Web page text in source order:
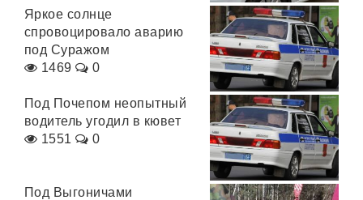
Яркое солнце
спровоцировало аварию
под Суражом
1469
0
Под Почепом неопытный
водитель угодил в кювет
1551
0
Под Выгоничами